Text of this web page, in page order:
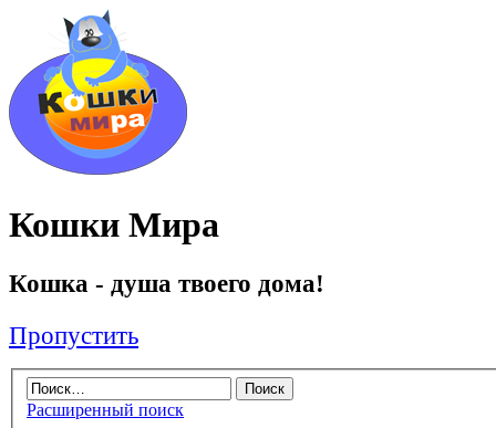
Кошки Мира
Кошка - душа твоего дома!
Пропустить
Расширенный поиск